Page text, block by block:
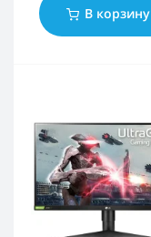
В корзину